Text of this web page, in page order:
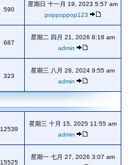
590
星期日 十一月 19, 2023 5:57 am
poppoppop123
687
星期二 四月 21, 2026 8:18 am
admin
323
星期三 八月 28, 2024 9:55 am
admin
12539
星期三 十月 15, 2025 11:55 am
admin
15525
星期一 七月 27, 2026 3:07 am